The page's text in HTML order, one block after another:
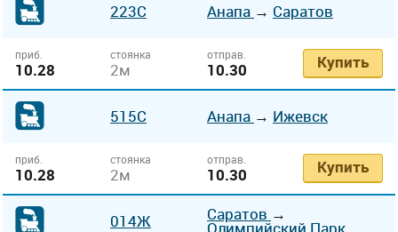
223С Анапа → Саратов
приб.
10.28
стоянка
2м
отправ.
10.30 Купить
515С Анапа → Ижевск
приб.
10.28
стоянка
2м
отправ.
10.30 Купить
014Ж Саратов →